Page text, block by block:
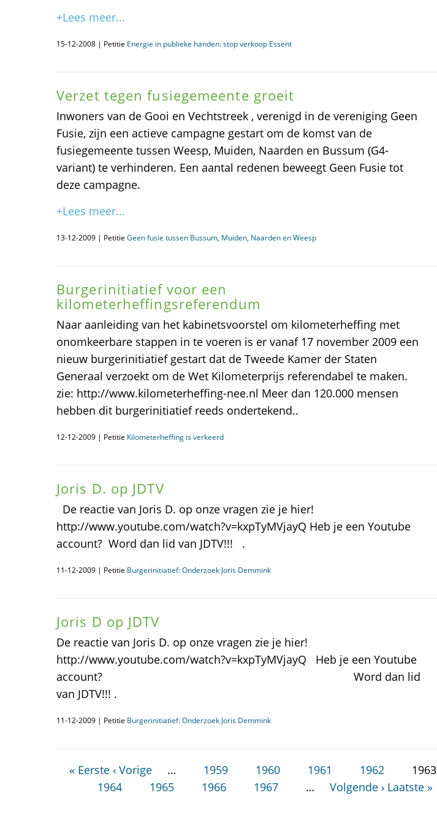
+Lees meer...
15-12-2008 | Petitie Energie in publieke handen: stop verkoop Essent
Verzet tegen fusiegemeente groeit
Inwoners van de Gooi en Vechtstreek , verenigd in de vereniging Geen
Fusie, zijn een actieve campagne gestart om de komst van de
fusiegemeente tussen Weesp, Muiden, Naarden en Bussum (G4-
variant) te verhinderen. Een aantal redenen beweegt Geen Fusie tot
deze campagne.
+Lees meer...
13-12-2009 | Petitie Geen fusie tussen Bussum, Muiden, Naarden en Weesp
Burgerinitiatief voor een
kilometerheffingsreferendum
Naar aanleiding van het kabinetsvoorstel om kilometerheffing met
onomkeerbare stappen in te voeren is er vanaf 17 november 2009 een
nieuw burgerinitiatief gestart dat de Tweede Kamer der Staten
Generaal verzoekt om de Wet Kilometerprijs referendabel te maken.
zie: http://www.kilometerheffing-nee.nl Meer dan 120.000 mensen
hebben dit burgerinitiatief reeds ondertekend..
12-12-2009 | Petitie Kilometerheffing is verkeerd
Joris D. op JDTV
De reactie van Joris D. op onze vragen zie je hier!
http://www.youtube.com/watch?v=kxpTyMVjayQ Heb je een Youtube
account? Word dan lid van JDTV!!! .
11-12-2009 | Petitie Burgerinitiatief: Onderzoek Joris Demmink
Joris D op JDTV
De reactie van Joris D. op onze vragen zie je hier!
http://www.youtube.com/watch?v=kxpTyMVjayQ Heb je een Youtube
account? Word dan lid
van JDTV!!! .
11-12-2009 | Petitie Burgerinitiatief: Onderzoek Joris Demmink
« Eerste ‹ Vorige … 1959 1960 1961 1962
1963
1964
1965 1966 1967 … Volgende › Laatste »